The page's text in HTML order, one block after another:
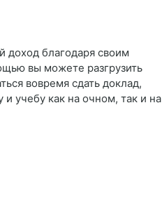
доход благодаря своим
вы можете разгрузить
вовремя сдать доклад,
учебу как на очном, так и на